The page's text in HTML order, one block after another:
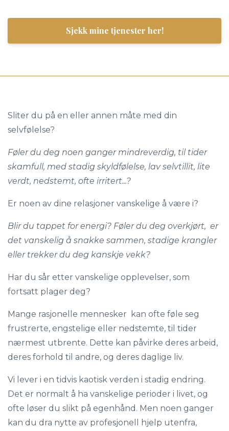
Sjekk mine tjenester her!
Sliter du på en eller annen måte med din
selvfølelse?
Føler du deg noen ganger mindreverdig, til tider
skamfull, med stadig skyldfølelse, lav selvtillit, lite
verdt, nedstemt, ofte irritert...?
Er noen av dine relasjoner vanskelige å være i?
Blir du tappet for energi? Føler du deg overkjørt, er
det vanskelig å snakke sammen, stadige krangler
eller trekker du deg kanskje vekk?
Har du sår etter vanskelige opplevelser, som
fortsatt plager deg?
Mange rasjonelle mennesker kan ofte føle seg
frustrerte, engstelige eller nedstemte, til tider
nærmest utbrente. Dette kan påvirke deres arbeid,
deres forhold til andre, og deres daglige liv.
Vi lever i en tidvis kaotisk verden i stadig endring.
Det er normalt å ha vanskelige perioder i livet, og
ofte løser du slikt på egenhånd. Men noen ganger
kan du dra nytte av profesjonell hjelp utenfra,